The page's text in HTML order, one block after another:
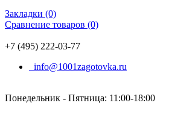
Закладки (0)
Сравнение товаров (0)
+7 (495) 222-03-77
info@1001zagotovka.ru
Понедельник - Пятница: 11:00-18:00